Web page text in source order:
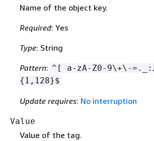
Name of the object key.
Required: Yes
Type: String
Pattern: ^[ a-zA-Z0-9\+\-=._:/
{ 1,128}$
Update requires: No interruption
Value
Value of the tag.